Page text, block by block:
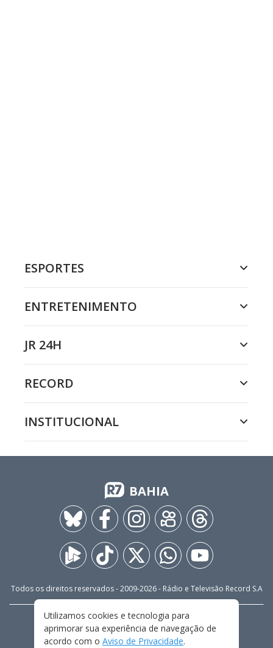
ESPORTES
ENTRETENIMENTO
JR 24H
RECORD
INSTITUCIONAL
BAHIA
Todos os direitos reservados - 2009-2026- Rádio e Televisão Record S.A
FALE CONOSCO
PRIVACIDADE
TERMOS E CONDIÇÕES DE USO
Utilizamos cookies e tecnologia para
aprimorar sua experiência de navegação de
acordo com o Aviso de Privacidade.